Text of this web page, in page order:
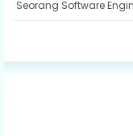
Seorang Software